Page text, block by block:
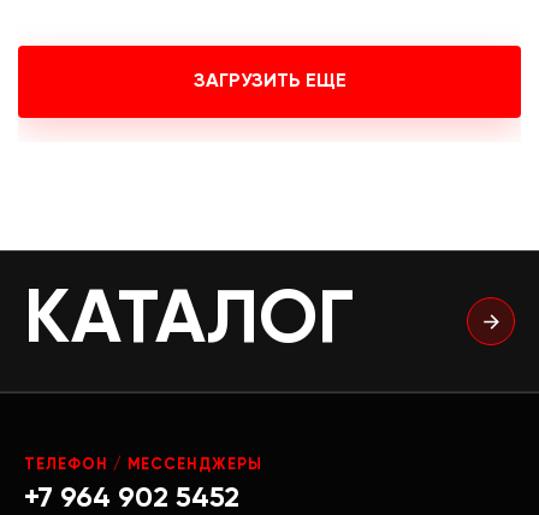
ЗАГРУЗИТЬ ЕЩЕ
КАТАЛОГ
ТЕЛЕФОН / МЕССЕНДЖЕРЫ
+7 964 902 5452